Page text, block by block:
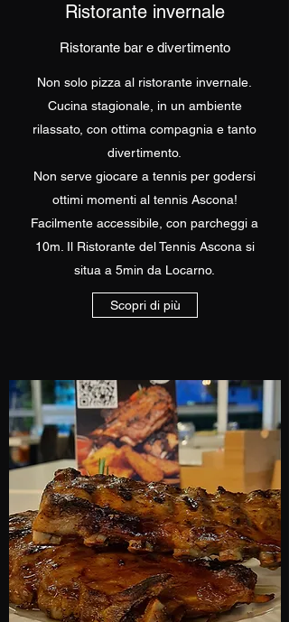
Ristorante invernale
Ristorante bar e divertimento
Non solo pizza al ristorante invernale.
Cucina stagionale, in un ambiente
rilassato, con ottima compagnia e tanto
divertimento.
Non serve giocare a tennis per godersi
ottimi momenti al tennis Ascona!
Facilmente accessibile, con parcheggi a
10m. Il Ristorante del Tennis Ascona si
situa a 5min da Locarno.
Scopri di più